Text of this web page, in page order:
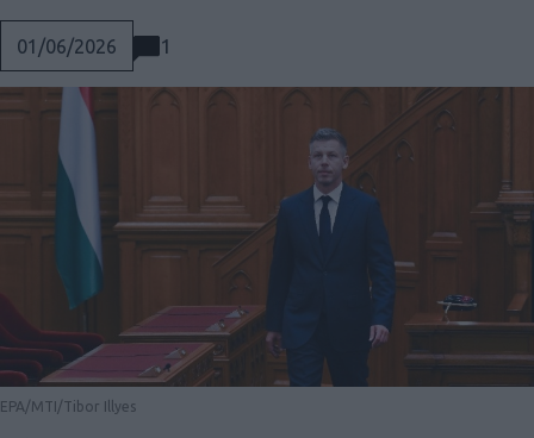
01/06/2026 1
EPA/MTI/Tibor Illyes